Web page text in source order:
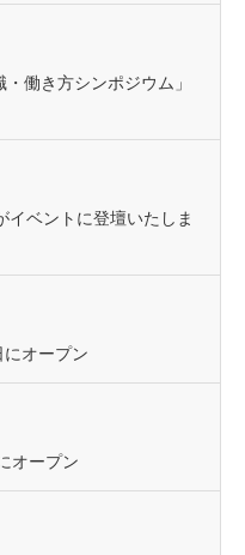
働き方シンポジウム」
ベントに登壇いたしま
オープン
オープン